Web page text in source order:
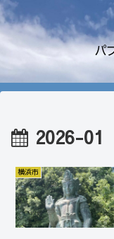
パ
2026-01
横浜市